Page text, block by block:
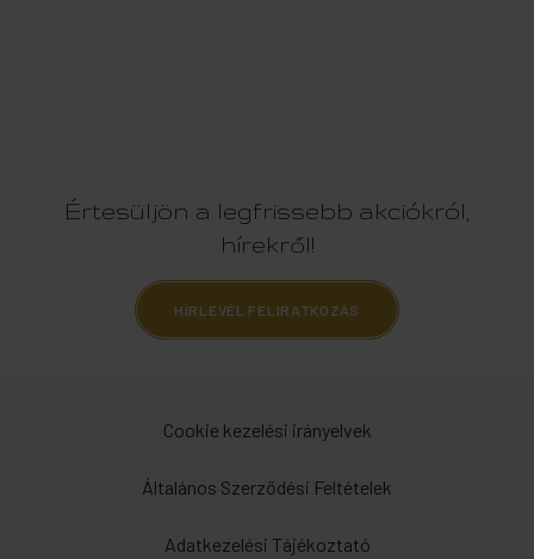
Értesüljön a legfrissebb akciókról,
hírekről!
HÍRLEVÉL FELIRATKOZÁS
Cookie kezelési irányelvek
Általános Szerződési Feltételek
Adatkezelési Tájékoztató